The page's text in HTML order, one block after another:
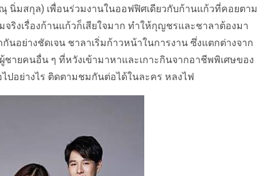
มสกุล) เพื่อนร่วมงานในออฟฟิศเดียวกับก้านแก้วที่คอยตาม
งเรื่องก้านแก้วก็เสียใจมาก ทำให้กุญชรและชาลาต้องมา
อย่างชัดเจน ชาลาเริ่มก้าวหน้าในการงาน ซึ่งแตกต่างจาก
ายคนอื่น ๆ ที่หวังเข้ามาหาและเกาะกินจากอาชีพพิเศษของ
อย่างไร ติดตามชมกันต่อได้ในละคร หลงไฟ